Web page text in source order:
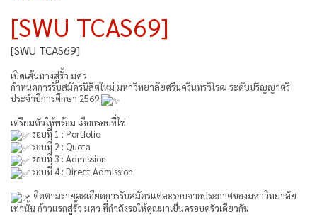
[SWU TCAS69]
[SWU TCAS69]
เปิดเส้นทางสู่รั้ว มศว
กำหนดการรับสมัครนิสิตใหม่ มหาวิทยาลัยศรีนครินทรวิโรฒ ระดับปริญญาตรี
ประจำปีการศึกษา 2569
เตรียมตัวให้พร้อม เลือกรอบที่ใช่
รอบที่ 1 : Portfolio
รอบที่ 2 : Quota
รอบที่ 3 : Admission
รอบที่ 4 : Direct Admission
ติดตามรายละเอียดการรับสมัครแต่ละรอบจากประกาศของมหาวิทยาลัย
เท่านั้น ก้าวแรกสู่รั้ว มศว ที่กำลังรอให้คุณมาเป็นครอบครัวเดียวกัน